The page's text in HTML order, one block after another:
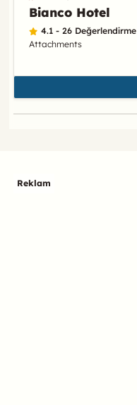
Bianco Hotel
4.1 - 26 Değerlendirme
Attachments
Reklam